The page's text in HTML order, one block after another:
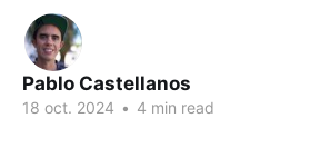
Pablo Castellanos
18 oct. 2024 • 4 min read